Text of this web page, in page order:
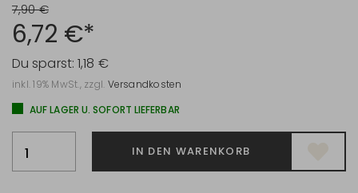
7,90 €
6,72 €*
Du sparst:1,18 €
inkl. 19% MwSt., zzgl. Versandkosten
AUF LAGER U. SOFORT LIEFERBAR
IN DEN WARENKORB